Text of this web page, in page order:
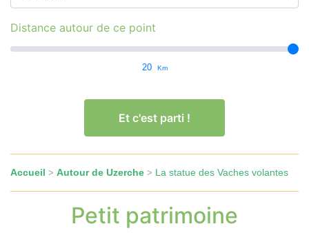
Distance autour de ce point
20 Km
Et c'est parti !
Accueil > Autour de Uzerche > La statue des Vaches volantes
Petit patrimoine